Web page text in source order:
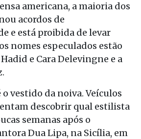
americana, a maioria dos
acordos de
e está proibida de levar
nomes especulados estão
e Cara Delevingne e a
vestido da noiva. Veículos
descobrir qual estilista
semanas após o
Dua Lipa, na Sicília, em